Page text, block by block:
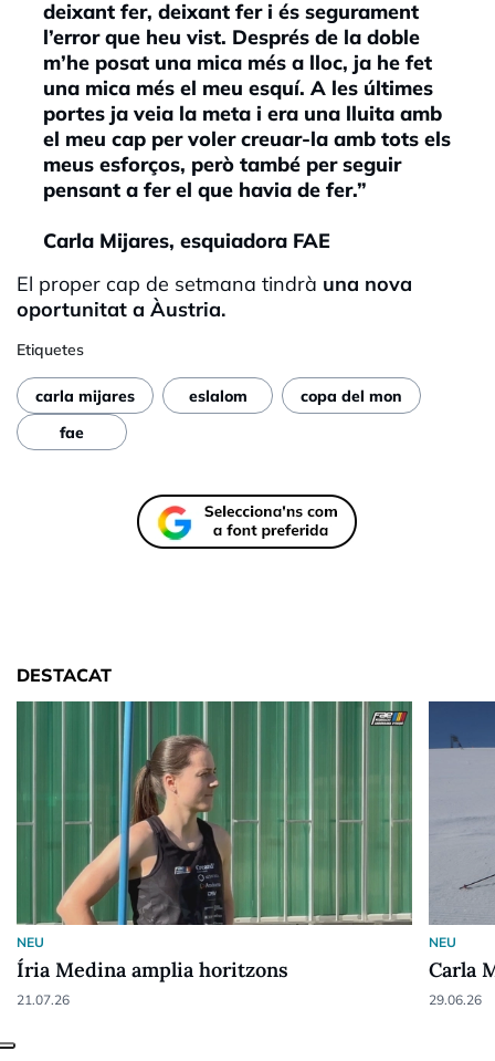
deixant fer, deixant fer i és segurament
l’error que heu vist. Després de la doble
m’he posat una mica més a lloc, ja he fet
una mica més el meu esquí. A les últimes
portes ja veia la meta i era una lluita amb
el meu cap per voler creuar-la amb tots els
meus esforços, però també per seguir
pensant a fer el que havia de fer.”
Carla Mijares, esquiadora FAE
El proper cap de setmana tindrà una nova
oportunitat a Àustria.
Etiquetes
carla mijares eslalom
copa del mon
fae
DESTACAT
NEU
Íria Medina amplia horitzons
21.07.26
NEU
Carla
29.06.26